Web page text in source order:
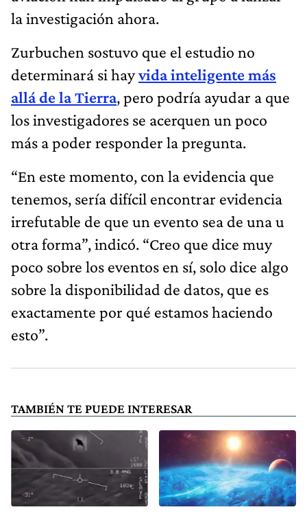
la investigación ahora.
Zurbuchen sostuvo que el estudio no
determinará si hayvida inteligente más
allá de la Tierra, pero podría ayudar a que
los investigadores se acerquen un poco
más a poder responder la pregunta.
“En este momento, con la evidencia que
tenemos, sería difícil encontrar evidencia
irrefutable de que un evento sea de una u
otra forma”, indicó. “Creo que dice muy
poco sobre los eventos en sí, solo dice algo
sobre la disponibilidad de datos, que es
exactamente por qué estamos haciendo
esto”.
TAMBIÉN TE PUEDE INTERESAR